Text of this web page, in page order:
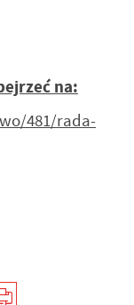
na:
481/rada-